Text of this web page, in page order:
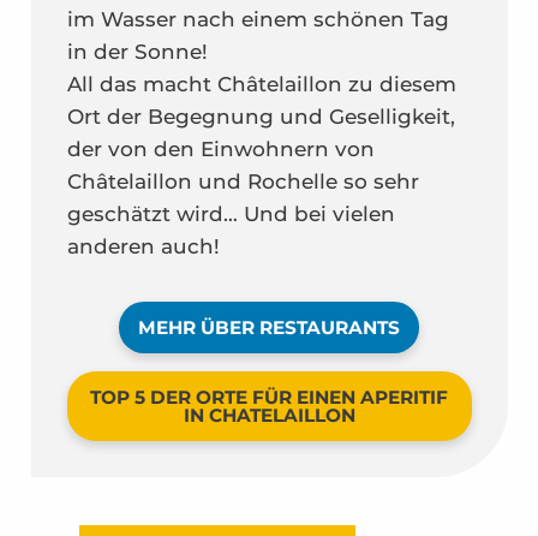
im Wasser nach einem schönen Tag
in der Sonne!
All das macht Châtelaillon zu diesem
Ort der Begegnung und Geselligkeit,
der von den Einwohnern von
Châtelaillon und Rochelle so sehr
geschätzt wird… Und bei vielen
anderen auch!
MEHR ÜBER RESTAURANTS
TOP 5 DER ORTE FÜR EINEN APERITIF
IN CHATELAILLON